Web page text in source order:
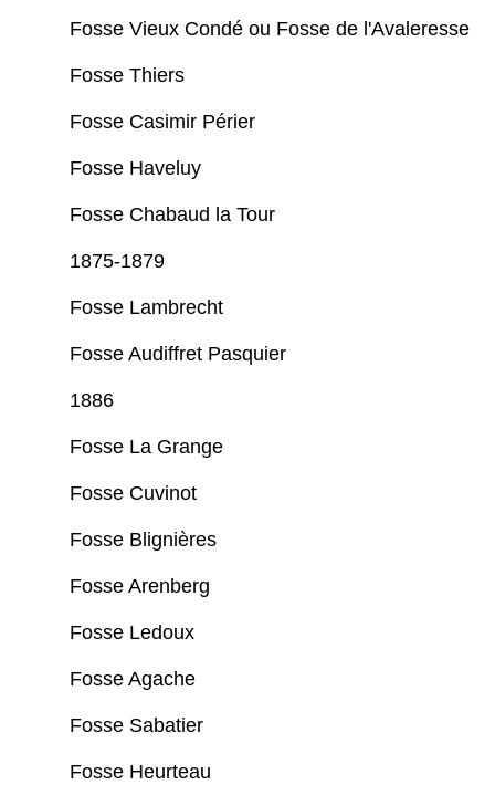
Fosse Vieux Condé ou Fosse de l'Avaleresse
Fosse Thiers
Fosse Casimir Périer
Fosse Haveluy
Fosse Chabaud la Tour
1875-1879
Fosse Lambrecht
Fosse Audiffret Pasquier
1886
Fosse La Grange
Fosse Cuvinot
Fosse Blignières
Fosse Arenberg
Fosse Ledoux
Fosse Agache
Fosse Sabatier
Fosse Heurteau